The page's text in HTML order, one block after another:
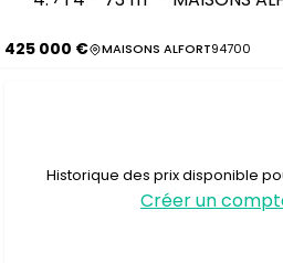
425 000 € MAISONS ALFORT94700
Historique des prix disponible
Créer un